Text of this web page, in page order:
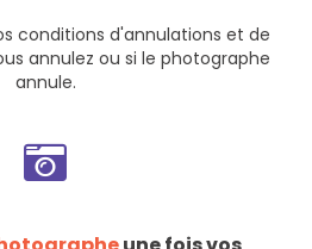
conditions d'annulations et de
annulez ou si le photographe
annule.